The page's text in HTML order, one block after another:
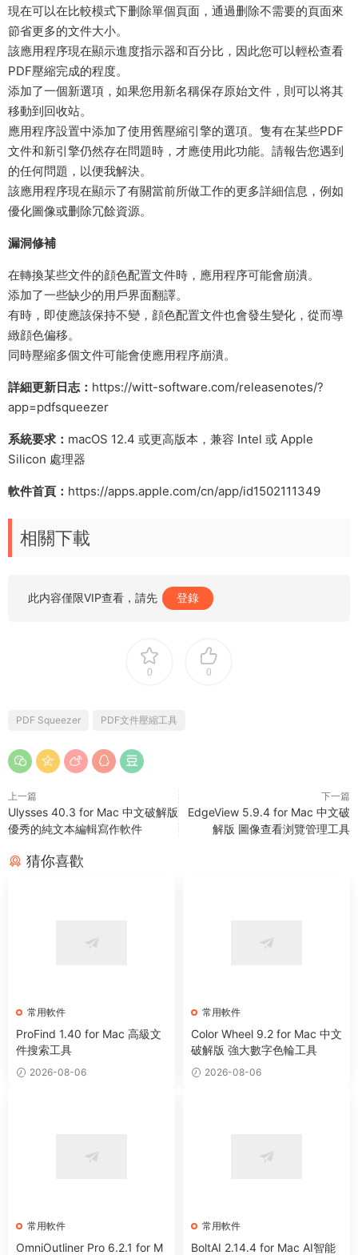
現在可以在比較模式下删除單個頁面，通過删除不需要的頁面來
節省更多的文件大小。
該應用程序現在顯示進度指示器和百分比，因此您可以輕松查看
PDF壓縮完成的程度。
添加了一個新選項，如果您用新名稱保存原始文件，則可以将其
移動到回收站。
應用程序設置中添加了使用舊壓縮引擎的選項。隻有在某些PDF
文件和新引擎仍然存在問題時，才應使用此功能。請報告您遇到
的任何問題，以便我解決。
該應用程序現在顯示了有關當前所做工作的更多詳細信息，例如
優化圖像或删除冗餘資源。
漏洞修補
在轉換某些文件的顔色配置文件時，應用程序可能會崩潰。
添加了一些缺少的用戶界面翻譯。
有時，即使應該保持不變，顔色配置文件也會發生變化，從而導
緻顔色偏移。
同時壓縮多個文件可能會使應用程序崩潰。
詳細更新日志： https://witt-software.com/releasenotes/?
app=pdfsqueezer
系統要求： macOS 12.4 或更高版本，兼容 Intel 或 Apple
Silicon 處理器
軟件首頁： https://apps.apple.com/cn/app/id1502111349
相關下載
此内容僅限VIP查看，請先 登錄
0 0
PDF Squeezer PDF文件壓縮工具
上一篇
Ulysses 40.3 for Mac 中文破解版
優秀的純文本編輯寫作軟件
下一篇
EdgeView 5.9.4 for Mac 中文破
解版 圖像查看浏覽管理工具
猜你喜歡
常用軟件
ProFind 1.40 for Mac 高級文
件搜索工具
2026-08-06
常用軟件
Color Wheel 9.2 for Mac 中文
破解版 強大數字色輪工具
2026-08-06
常用軟件
OmniOutliner Pro 6.2.1 for M
常用軟件
BoltAI 2.14.4 for Mac AI智能